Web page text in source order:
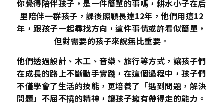
你覺得陪伴孩子，是一件簡單的事嗎，耕水小子在后
里陪伴一群孩子，課後照顧長達12年，他們用這12
年，跟孩子一起尋找方向，這件事情或許看似簡單，
但對需要的孩子來說無比重要。
他們透過設計、木工、音樂、旅行等方式，讓孩子們
在成長的路上不斷動手實踐，在這個過程中，孩子們
不僅學會了生活的技能，更培養了「遇到問題，解決
問題」不屈不撓的精神，讓孩子擁有帶得走的能力。